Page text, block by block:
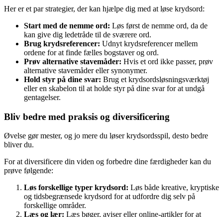
Her er et par strategier, der kan hjælpe dig med at løse krydsord:
Start med de nemme ord: Løs først de nemme ord, da de
kan give dig ledetråde til de sværere ord.
Brug krydsreferencer: Udnyt krydsreferencer mellem
ordene for at finde fælles bogstaver og ord.
Prøv alternative stavemåder: Hvis et ord ikke passer, prøv
alternative stavemåder eller synonymer.
Hold styr på dine svar: Brug et krydsordsløsningsværktøj
eller en skabelon til at holde styr på dine svar for at undgå
gentagelser.
Bliv bedre med praksis og diversificering
Øvelse gør mester, og jo mere du løser krydsordsspil, desto bedre
bliver du.
For at diversificere din viden og forbedre dine færdigheder kan du
prøve følgende:
Løs forskellige typer krydsord: Løs både kreative, kryptiske
og tidsbegrænsede krydsord for at udfordre dig selv på
forskellige områder.
Læs og lær: Læs bøger, aviser eller online-artikler for at